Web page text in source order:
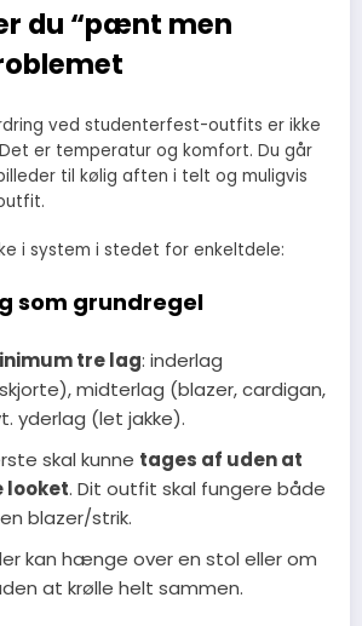
du “pænt men
ved studenterfest-outfits er ikke
er temperatur og komfort. Du går
til kølig aften i telt og muligvis
i system i stedet for enkeltdele:
som grundregel
tre lag: inderlag
midterlag (blazer, cardigan,
yderlag (let jakke).
skal kunne tages af uden at
. Dit outfit skal fungere både
blazer/strik.
kan hænge over en stol eller om
at krølle helt sammen.